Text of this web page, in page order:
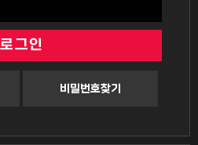
비밀번호찾기